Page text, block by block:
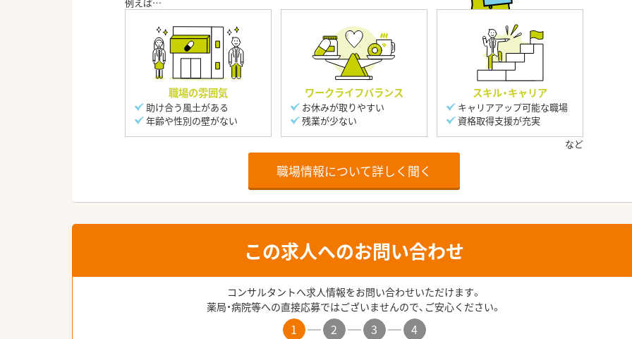
職場の雰囲気
助け合う風土がある
年齢や性別の壁がない
ワークライフバランス
お休みが取りやすい
残業が少ない
スキル・キャリア
キャリアアップ可能な職場
資格取得支援が充実
職場情報について詳しく聞く
この求人へのお問い合わせ
コンサルタントへ求人情報をお問い合わせいただけます。
薬局・病院等への直接応募ではございませんので、ご安心ください。
1 2 3 4